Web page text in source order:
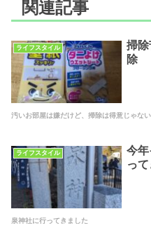
関連記事
ライフスタイル
掃
除
汚いお部屋は嫌だけど、掃除は得意じゃな
ライフスタイル
今
っ
泉神社に行ってきました